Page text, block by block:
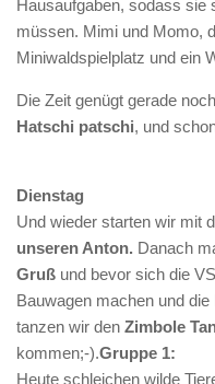
Nachmittagsgruppen
Bildergalerie
Galerie 2013/2014
Galerie 2012/2013
Die Klassiker
Login
Hausaufgaben, sodass sie
müssen. Mimi und Momo,
Miniwaldspielplatz und ein
Die Zeit genügt gerade
Hatschi patschi, und
Dienstag
Und wieder starten wir mit
unseren Anton. Danach
Gruß und bevor sich die
Bauwagen machen und
tanzen wir den Zimbole
kommen;-).Gruppe 1:
Heute schleichen wilde